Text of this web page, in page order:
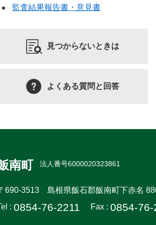
監査結果報告書・意見書
見つからないときは
よくある質問と回答
南町 法人番号6000020323861
690-3513 島根県飯石郡飯南町下赤名
: 0854-76-2211 Fax : 0854-76-